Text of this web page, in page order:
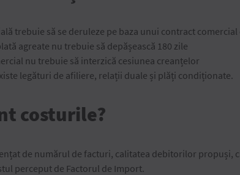
trebuie să se deruleze pe baza unui contract
agreate nu trebuie să depășească 180 zile
nu trebuie să interzică cesiunea creanțelor
legături de afiliere, relații duale și plăți condiționate.
costurile?
de numărul de facturi, calitatea debitorilor propuși,
perceput de Factorul de Import.